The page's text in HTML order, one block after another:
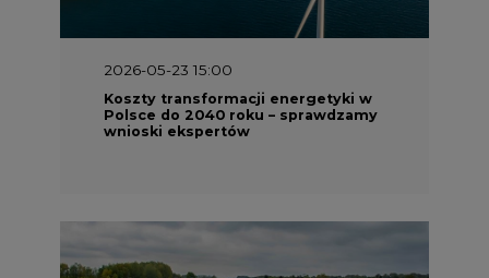
Koszty transformacji energetyki w
Polsce do 2040 roku – sprawdzamy
wnioski ekspertów